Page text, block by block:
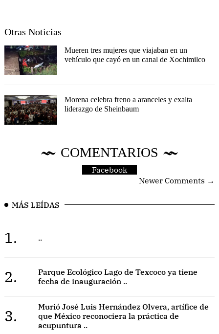
Otras Noticias
Mueren tres mujeres que viajaban en un
vehículo que cayó en un canal de Xochimilco
Morena celebra freno a aranceles y exalta
liderazgo de Sheinbaum
COMENTARIOS
Facebook
Newer Comments →
MÁS LEÍDAS
1. ..
2.
Parque Ecológico Lago de Texcoco ya tiene
fecha de inauguración ..
3.
Murió José Luis Hernández Olvera, artífice de
que México reconociera la práctica de
acupuntura ..